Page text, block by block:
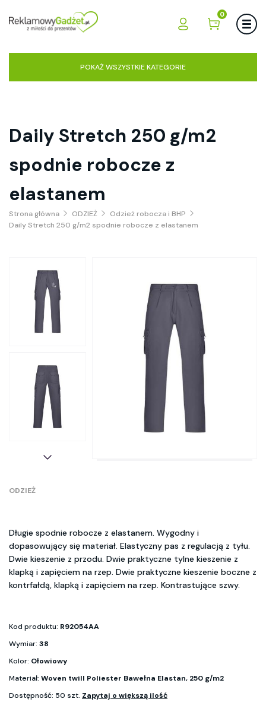
0
POKAŻ WSZYSTKIE KATEGORIE
Daily Stretch 250 g/m2
spodnie robocze z
elastanem
Strona główna ODZIEŻ
Odzież robocza i BHP
Daily Stretch 250 g/m2 spodnie robocze z elastanem
ODZIEŻ
Długie spodnie robocze z elastanem. Wygodny i
dopasowujący się materiał. Elastyczny pas z regulacją z tyłu.
Dwie kieszenie z przodu. Dwie praktyczne tylne kieszenie z
klapką i zapięciem na rzep. Dwie praktyczne kieszenie boczne z
kontrfałdą, klapką i zapięciem na rzep. Kontrastujące szwy.
Kod produktu: R92054AA
Wymiar: 38
Kolor: Ołowiowy
Materiał: Woven twill Poliester Bawełna Elastan, 250 g/m2
Dostępność: 50 szt. Zapytaj o większą ilość